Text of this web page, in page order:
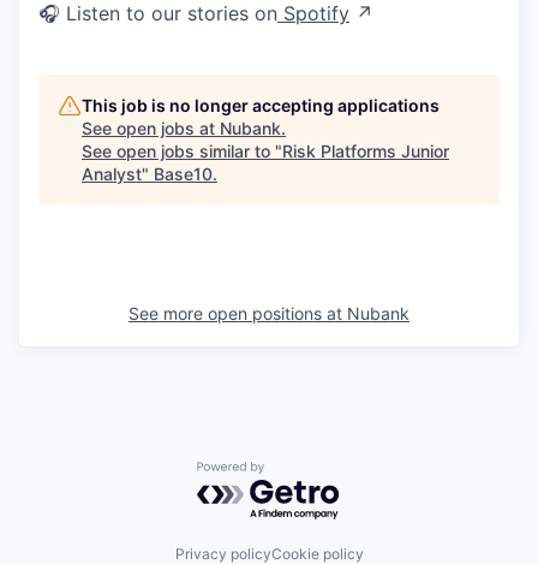
🎧 Listen to our stories on Spotify ↗
This job is no longer accepting applications
See open jobs at Nubank.
See open jobs similar to "Risk Platforms Junior
Analyst" Base10.
See more open positions at Nubank
Powered by Getro.com
Privacy policyCookie policy